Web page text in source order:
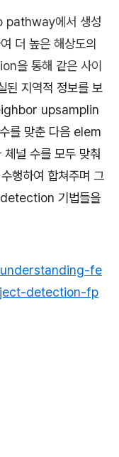
에서 생성
더 높은 해상도의
을 통해 같은 사이
된 지역적 정보를 보
upsamplin
를 맞춘 다음 elem
체널 수를 모두 맞춰
행하여 합쳐주며 그
기법들을
fe
detection-fp